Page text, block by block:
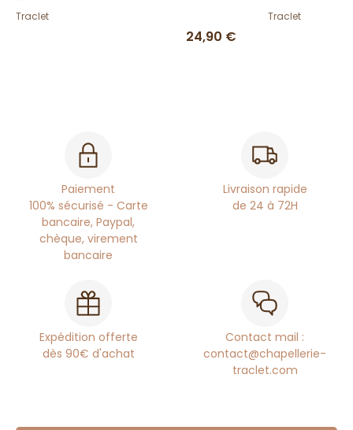
Traclet
24,90 €
Traclet
Paiement
100% sécurisé - Carte
bancaire, Paypal,
chèque, virement
bancaire
Livraison rapide
de 24 à 72H
Expédition offerte
dès 90€ d'achat
Contact mail :
contact@chapellerie-
traclet.com